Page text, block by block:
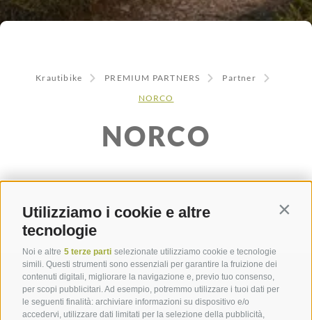
Utilizziamo i cookie e altre
tecnologie
Noi e altre 5 terze parti selezionate utilizziamo cookie e tecnologie
simili. Questi strumenti sono essenziali per garantire la fruizione dei
contenuti digitali, migliorare la navigazione e, previo tuo consenso,
per scopi pubblicitari. Ad esempio, potremmo utilizzare i tuoi dati per
le seguenti finalità: archiviare informazioni su dispositivo e/o
accedervi, utilizzare dati limitati per la selezione della pubblicità,
Krautibike PREMIUM PARTNERS
Partner
NORCO
NORCO